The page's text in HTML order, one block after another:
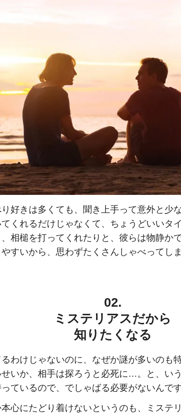
好きは多くても、聞き上手って意外と少
くれるだけじゃなくて、ちょうどいいタ
相槌を打ってくれたりと、彼らは物静か
すいから、思わずたくさんしゃべってしま
02.
ミステリアスだから
知りたくなる
わけじゃないのに、なぜか謎が多いのも
いか、相手は探ろうと必死に…。と、い
ているので、でしゃばる必要がないんです
心にたどり着けないというのも、ミステ